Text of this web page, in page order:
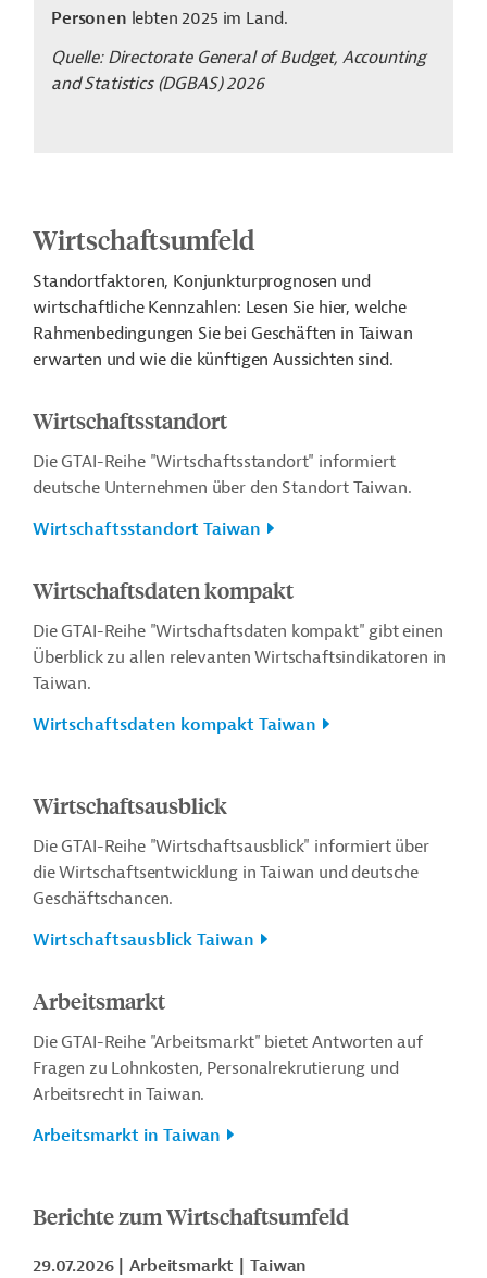
Personen lebten 2025 im Land.
Quelle: Directorate General of Budget, Accounting
and Statistics (DGBAS) 2026
Wirtschaftsumfeld
Standortfaktoren, Konjunkturprognosen und
wirtschaftliche Kennzahlen: Lesen Sie hier, welche
Rahmenbedingungen Sie bei Geschäften in Taiwan
erwarten und wie die künftigen Aussichten sind.
Wirtschaftsstandort
Die GTAI-Reihe "Wirtschaftsstandort" informiert
deutsche Unternehmen über den Standort Taiwan.
Wirtschaftsstandort Taiwan
Wirtschaftsdaten kompakt
Die GTAI-Reihe "Wirtschaftsdaten kompakt" gibt einen
Überblick zu allen relevanten Wirtschaftsindikatoren in
Taiwan.
Wirtschaftsdaten kompakt Taiwan
Wirtschaftsausblick
Die GTAI-Reihe "Wirtschaftsausblick" informiert über
die Wirtschaftsentwicklung in Taiwan und deutsche
Geschäftschancen.
Wirtschaftsausblick Taiwan
Arbeitsmarkt
Die GTAI-Reihe "Arbeitsmarkt" bietet Antworten auf
Fragen zu Lohnkosten, Personalrekrutierung und
Arbeitsrecht in Taiwan.
Arbeitsmarkt in Taiwan
Berichte zum Wirtschaftsumfeld
29.07.2026 Arbeitsmarkt Taiwan